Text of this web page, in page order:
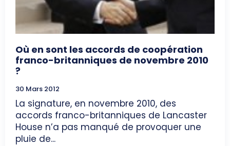
Où en sont les accords de coopération
franco-britanniques de novembre 2010
?
30 Mars 2012
La signature, en novembre 2010, des
accords franco-britanniques de Lancaster
House n’a pas manqué de provoquer une
pluie de...